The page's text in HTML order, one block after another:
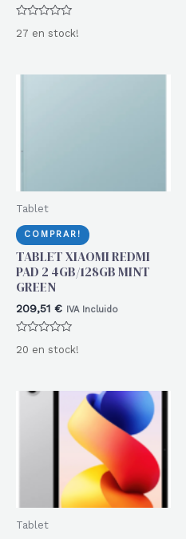
con
27 en stock!
Tablet
COMPRAR!
TABLET XIAOMI REDMI
PAD 2 4GB/128GB MINT
GREEN
209,51 € IVA Incluido
con
20 en stock!
Tablet